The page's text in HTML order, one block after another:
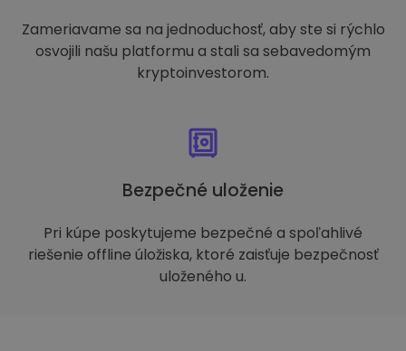
Zameriavame sa na jednoduchosť, aby ste si rýchlo
osvojili našu platformu a stali sa sebavedomým
kryptoinvestorom.
Bezpečné uloženie
Pri kúpe poskytujeme bezpečné a spoľahlivé
riešenie offline úložiska, ktoré zaisťuje bezpečnosť
uloženého u.